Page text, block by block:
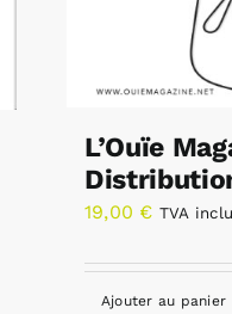
L’Ouïe
19,00 € TVA
Ajouter au panier